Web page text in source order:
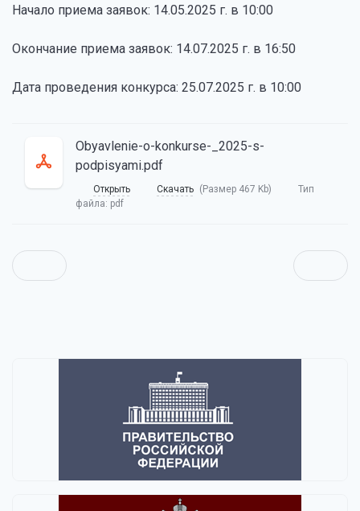
Начало приема заявок: 14.05.2025 г. в 10:00
Окончание приема заявок: 14.07.2025 г. в 16:50
Дата проведения конкурса: 25.07.2025 г. в 10:00
Obyavlenie-o-konkurse-_2025-s-
podpisyami.pdf
Открыть Скачать (Размер 467 Kb)
Тип
файла: pdf